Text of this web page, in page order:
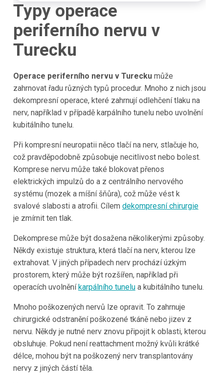
Typy operace
periferního nervu v
Turecku
Operace periferního nervu v Tureckumůže
zahrnovat řadu různých typů procedur. Mnoho z nich jsou
dekompresní operace, které zahrnují odlehčení tlaku na
nerv, například v případě karpálního tunelu nebo uvolnění
kubitálního tunelu.
Při kompresní neuropatii něco tlačí na nerv, stlačuje ho,
což pravděpodobně způsobuje necitlivost nebo bolest.
Komprese nervu může také blokovat přenos
elektrických impulzů do a z centrálního nervového
systému (mozek a míšní šňůra), což může vést k
svalové slabosti a atrofii. Cílem dekompresní chirurgie
je zmírnit ten tlak.
Dekomprese může být dosažena několikerými způsoby.
Někdy existuje struktura, která tlačí na nerv, kterou lze
extrahovat. V jiných případech nerv prochází úzkým
prostorem, který může být rozšířen, například při
operacích uvolnění karpálního tunelua kubitálního tunelu.
Mnoho poškozených nervů lze opravit. To zahrnuje
chirurgické odstranění poškozené tkáně nebo jizev z
nervu. Někdy je nutné nerv znovu připojit k oblasti, kterou
obsluhuje. Pokud není reattachment možný kvůli krátké
délce, mohou být na poškozený nerv transplantovány
nervy z jiných částí těla.